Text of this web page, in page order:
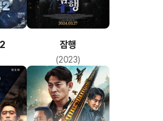
잠행
(2023)